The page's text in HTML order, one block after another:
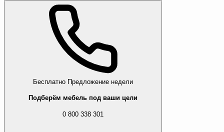
Бесплатно Предложение недели
Подберём мебель под ваши цели
0 800 338 301